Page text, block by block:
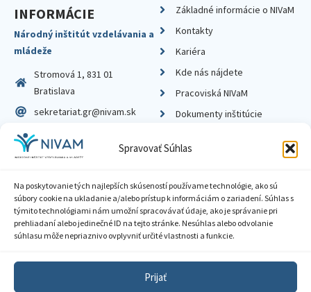
Spravovať Súhlas
Na poskytovanie tých najlepších skúseností používame technológie, ako sú
súbory cookie na ukladanie a/alebo prístup k informáciám o zariadení. Súhlas s
týmito technológiami nám umožní spracovávať údaje, ako je správanie pri
prehliadaní alebo jedinečné ID na tejto stránke. Nesúhlas alebo odvolanie
súhlasu môže nepriaznivo ovplyvniť určité vlastnosti a funkcie.
Prijať
INFORMÁCIE
Národný inštitút vzdelávania a
mládeže
Stromová 1, 831 01
Bratislava
sekretariat.gr@nivam.sk
IČO: 00164348
DIČ: 2020798714
Základné informácie o NIVaM
Kontakty
Kariéra
Kde nás nájdete
Pracoviská NIVaM
Dokumenty inštitúcie
Zásady ochrany súkromia
Sprístupnenie informácií